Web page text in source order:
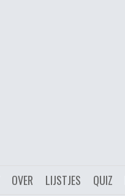
QUIZ
LIJSTJES
OVER